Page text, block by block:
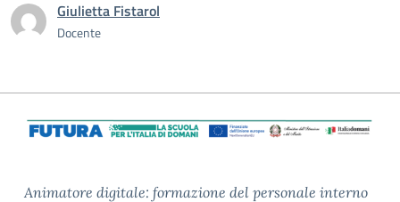
Giulietta Fistarol
Docente
Animatore digitale: formazione del personale interno